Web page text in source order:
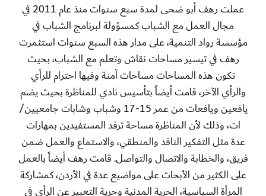
عملت رهف أبو ضحى لمدة سبع سنوات منذ عام 2011 في
مجال العمل مع الشباب كمسؤولة لبرنامج الشباب في
مؤسسة رواد التنمية، على مدار هذه السبع سنوات استثمرت
رهف في تيسير مساحات نقاش وتعلم مع الشباب، بحيث
تكون هذه المساحات مساحات آمنة وفيها احترام للرأي
والرأي الآخر، قامت أيضاً بتأسيس نادي للمناظرة بحيث يضم
يافعين ويافعات من عمر 15-17 وشباب وشابات جامعيين/
ات، وذلك لأن المناظرة مساحة ترفد المستفيدين بمهارات
عدة مثل التفكير الناقد والمنطقي، والاستماع والعمل ضمن
فريق، والخطابة والاتصال والتواصل. قامت رهف أيضاً بالعمل
على الكثير من الأبحاث على مواضيع عدة في الأردن، كمشاركة
المرأة السياسية، الحرية المدنية وحرية التعبير عن الرأي في